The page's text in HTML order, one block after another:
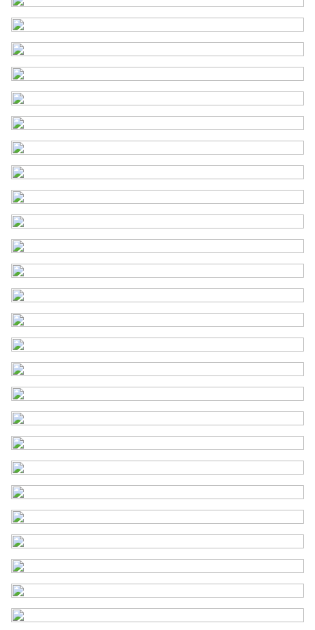
glasvezel kabel, mechanische
ventilatie, natuurlijke
kabel
Energie
Energielabel
Isolatie
Dakisolatie, gedeeltelijk
Verwarming
Warm water Cv ketel
Cv-ketel
Nefit ( gestookt combiketel
Kadastrale gegevens
Perceelnaam Soest C 3699
Oppervlakte
Eigendomssituatie Volle eigendom
Perceel SOE00-C-3699
Buitenruimte
Tuin
Achtertuin 511 m²
Garage